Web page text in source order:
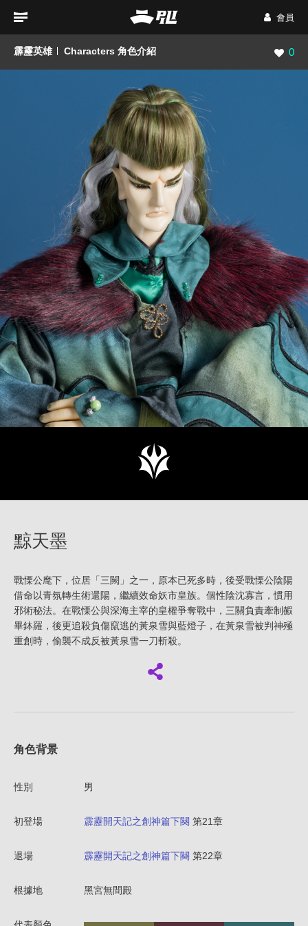
會員
霹靂英雄 Characters 角色介紹 瀏覽
0
黥天墨
戰慄公麾下，位居「三闕」之一，原本已死多時，後受戰慄公陰陽
借命以青氛轉生術還陽，繼續效命妖市皇族。個性陰沈寡言，慣用
邪術秘法。在戰慄公與深海主宰的皇權爭奪戰中，三關負責牽制赮
畢鉢羅，後更追殺負傷竄逃的黃泉雪與藍燈子，在黃泉雪被判神殛
重創時，偷襲不成反被黃泉雪一刀斬殺。
角色背景
性別 男
初登場 霹靂開天記之創神篇下闋 第21章
退場 霹靂開天記之創神篇下闋 第22章
根據地 黑宮無間殿